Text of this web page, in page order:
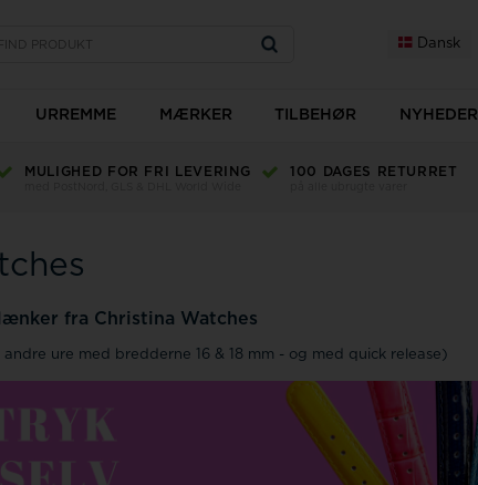
Dansk
URREMME
Type
Materiale
MÆRKER
Romenta
TILBEHØR NYHEDER
MULIGHED FOR FRI LEVERING 100 DAGES RETURRET
fra Christina Watches
ure med bredderne 16 & 18 mm - og med quick release)